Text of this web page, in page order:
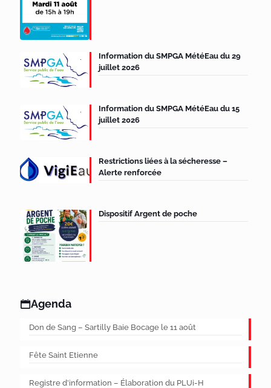
Information du SMPGA MétéEau du 29
juillet 2026
Information du SMPGA MétéEau du 15
juillet 2026
Restrictions liées à la sécheresse –
Alerte renforcée
Dispositif Argent de poche
Agenda
Don de Sang – Sartilly Baie Bocage le 11 août
Fête Saint Etienne
Registre d’information – Élaboration du PLUi-H